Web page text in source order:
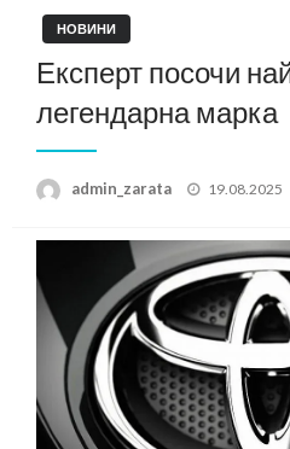
НОВИНИ
Експерт посочи
легендарна марка
admin_zarata
Posted
19.08.2025